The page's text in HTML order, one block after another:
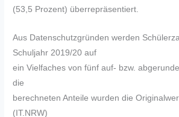
(53,5 Prozent) überrepräsentiert.
Aus Datenschutzgründen werden
Schuljahr 2019/20 auf
ein Vielfaches von fünf auf- bzw.
die
berechneten Anteile wurden die
(IT.NRW)